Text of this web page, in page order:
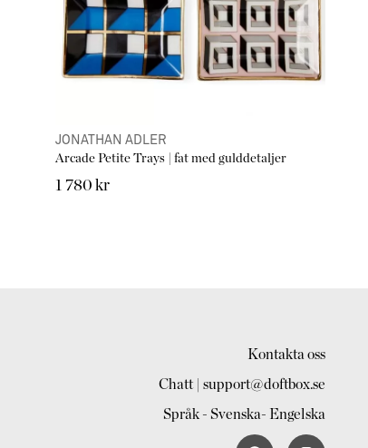
JONATHAN ADLER
Arcade Petite Trays | fat med gulddetaljer
1 780 kr
Kontakta oss
Chatt | support@doftbox.se
Språk - Svenska- Engelska